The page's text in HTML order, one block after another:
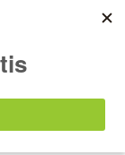
SHOP